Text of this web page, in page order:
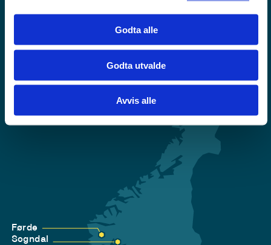
Godta alle
Godta utvalde
Avvis alle
Tilgjengelegheitserklæring
Førde
Sogndal